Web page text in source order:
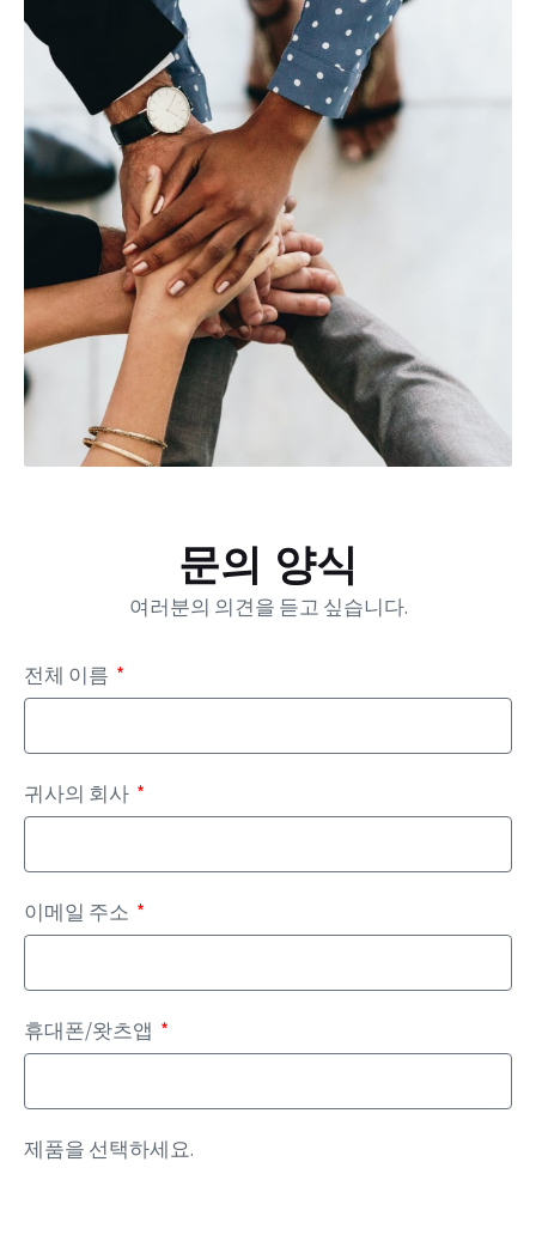
문의 양식
여러분의 의견을 듣고 싶습니다.
전체 이름
귀사의 회사
이메일 주소
휴대폰/왓츠앱
제품을 선택하세요.